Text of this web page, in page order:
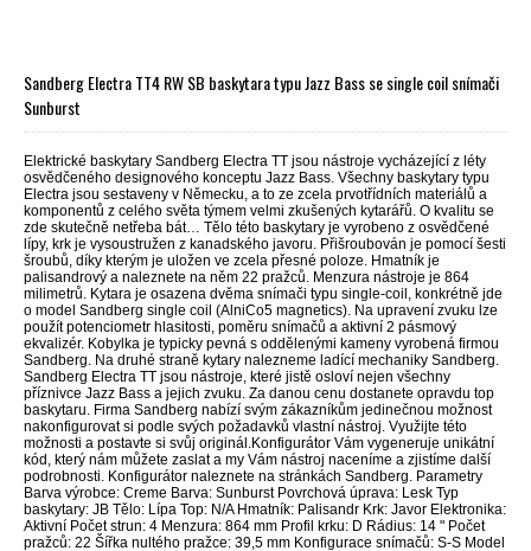
Sandberg Electra TT4 RW SB baskytara typu Jazz Bass se single coil snímači
Sunburst
Elektrické baskytary Sandberg Electra TT jsou nástroje vycházející z léty
osvědčeného designového konceptu Jazz Bass. Všechny baskytary typu
Electra jsou sestaveny v Německu, a to ze zcela prvotřídních materiálů a
komponentů z celého světa týmem velmi zkušených kytarářů. O kvalitu se
zde skutečně netřeba bát… Tělo této baskytary je vyrobeno z osvědčené
lípy, krk je vysoustružen z kanadského javoru. Přišroubován je pomocí šesti
šroubů, díky kterým je uložen ve zcela přesné poloze. Hmatník je
palisandrový a naleznete na něm 22 pražců. Menzura nástroje je 864
milimetrů. Kytara je osazena dvěma snímači typu single-coil, konkrétně jde
o model Sandberg single coil (AlniCo5 magnetics). Na upravení zvuku lze
použít potenciometr hlasitosti, poměru snímačů a aktivní 2 pásmový
ekvalizér. Kobylka je typicky pevná s oddělenými kameny vyrobená firmou
Sandberg. Na druhé straně kytary nalezneme ladící mechaniky Sandberg.
Sandberg Electra TT jsou nástroje, které jistě osloví nejen všechny
příznivce Jazz Bass a jejich zvuku. Za danou cenu dostanete opravdu top
baskytaru. Firma Sandberg nabízí svým zákazníkům jedinečnou možnost
nakonfigurovat si podle svých požadavků vlastní nástroj. Využijte této
možnosti a postavte si svůj originál.Konfigurátor Vám vygeneruje unikátní
kód, který nám můžete zaslat a my Vám nástroj naceníme a zjistíme další
podrobnosti. Konfigurátor naleznete na stránkách Sandberg. Parametry
Barva výrobce: Creme Barva: Sunburst Povrchová úprava: Lesk Typ
baskytary: JB Tělo: Lípa Top: N/A Hmatník: Palisandr Krk: Javor Elektronika:
Aktivní Počet strun: 4 Menzura: 864 mm Profil krku: D Rádius: 14 " Počet
pražců: 22 Šířka nultého pražce: 39,5 mm Konfigurace snímačů: S-S Model